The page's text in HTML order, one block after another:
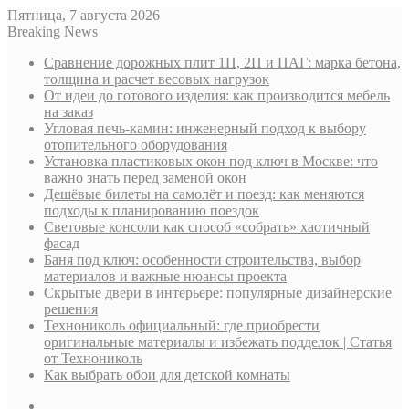
Пятница, 7 августа 2026
Breaking News
Сравнение дорожных плит 1П, 2П и ПАГ: марка бетона,
толщина и расчет весовых нагрузок
От идеи до готового изделия: как производится мебель
на заказ
Угловая печь-камин: инженерный подход к выбору
отопительного оборудования
Установка пластиковых окон под ключ в Москве: что
важно знать перед заменой окон
Дешёвые билеты на самолёт и поезд: как меняются
подходы к планированию поездок
Световые консоли как способ «собрать» хаотичный
фасад
Баня под ключ: особенности строительства, выбор
материалов и важные нюансы проекта
Скрытые двери в интерьере: популярные дизайнерские
решения
Технониколь официальный: где приобрести
оригинальные материалы и избежать подделок | Статья
от Технониколь
Как выбрать обои для детской комнаты